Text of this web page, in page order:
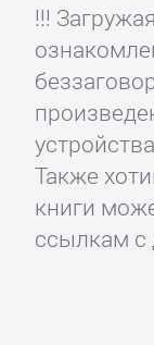
!!!
Также
книги
ссылкам с